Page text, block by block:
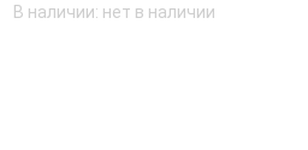
В наличии: нет в наличии